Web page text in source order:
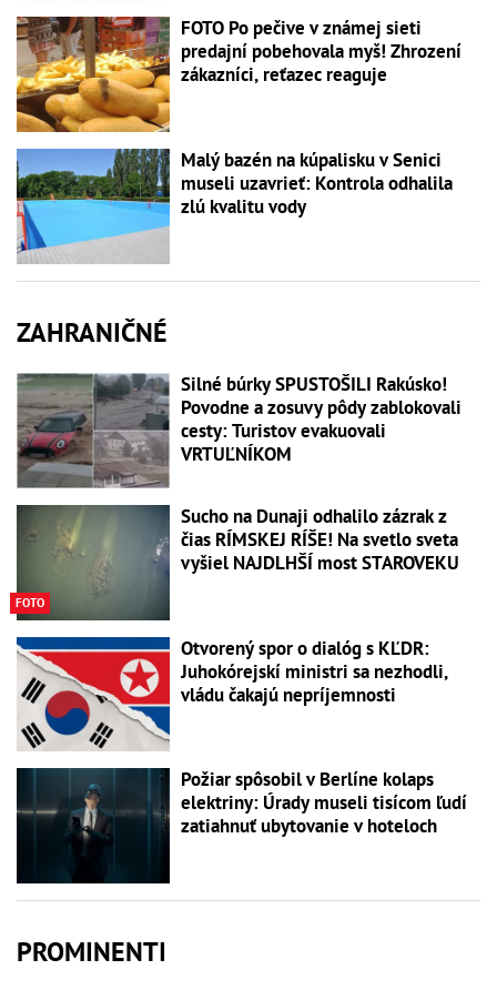
FOTO Po pečive v známej sieti
predajní pobehovala myš! Zhrození
zákazníci, reťazec reaguje
Malý bazén na kúpalisku v Senici
museli uzavrieť: Kontrola odhalila
zlú kvalitu vody
ZAHRANIČNÉ
Silné búrky SPUSTOŠILI Rakúsko!
Povodne a zosuvy pôdy zablokovali
cesty: Turistov evakuovali
VRTUĽNÍKOM
FOTO
Sucho na Dunaji odhalilo zázrak z
čias RÍMSKEJ RÍŠE! Na svetlo sveta
vyšiel NAJDLHŠÍ most STAROVEKU
Otvorený spor o dialóg s KĽDR:
Juhokórejskí ministri sa nezhodli,
vládu čakajú nepríjemnosti
Požiar spôsobil v Berlíne kolaps
elektriny: Úrady museli tisícom ľudí
zatiahnuť ubytovanie v hoteloch
PROMINENTI